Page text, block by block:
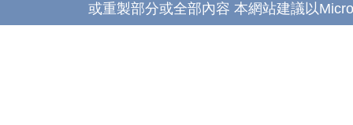
或重製部分或全部內容 本網站建議以